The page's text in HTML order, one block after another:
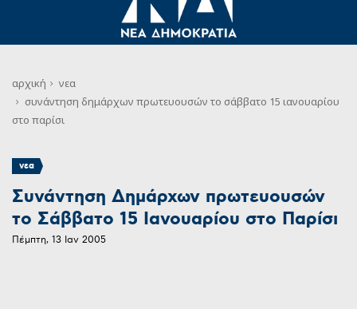
αρχική
νεα
συνάντηση δημάρχων πρωτευουσών το σάββατο 15 ιανουαρίου
στο παρίσι
νεα
Συνάντηση Δημάρχων πρωτευουσών
το Σάββατο 15 Ιανουαρίου στο Παρίσι
Πέμπτη, 13 Ιαν 2005